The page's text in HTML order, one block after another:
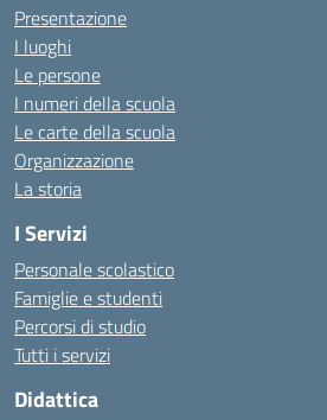
Presentazione
I luoghi
Le persone
I numeri della scuola
Le carte della scuola
Organizzazione
La storia
I Servizi
Personale scolastico
Famiglie e studenti
Percorsi di studio
Tutti i servizi
Didattica